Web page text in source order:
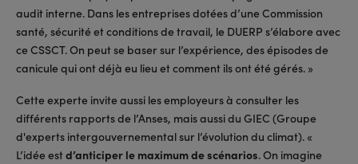
audit interne. Dans les entreprises dotées d’une Commission
santé, sécurité et conditions de travail, le DUERP s’élabore avec
ce CSSCT. On peut se baser sur l’expérience, des épisodes de
canicule qui ont déjà eu lieu et comment ils ont été gérés. »
Cette experte invite aussi les employeurs à consulter les
différents rapports de l’Anses, mais aussi du GIEC (Groupe
d'experts intergouvernemental sur l’évolution du climat). «
L’idée estd’anticiper le maximum de scénarios. On imagine